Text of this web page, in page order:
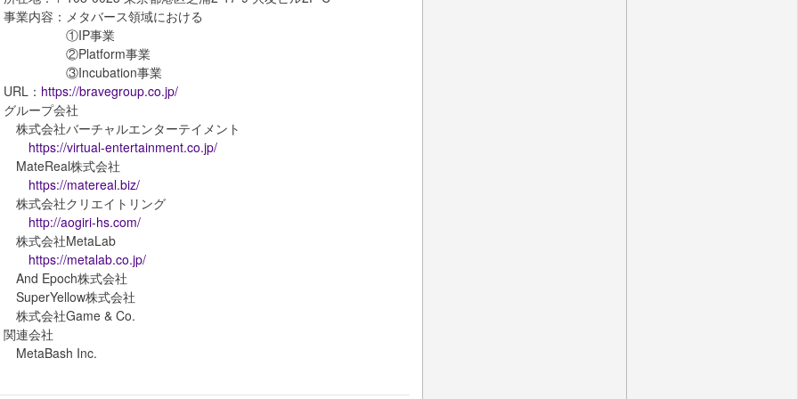
事業内容：メタバース領域における
事業
事業
事業
： https://bravegroup.co.jp/
グループ会社
式会社バーチャルエンターテイメント
https://virtual-entertainment.co.jp/
株式会社
https://matereal.biz/
式会社クリエイトリング
http://aogiri-hs.com/
式会社MetaLab
https://metalab.co.jp/
Epoch株式会社
株式会社
式会社Game & Co.
関連会社
Inc.